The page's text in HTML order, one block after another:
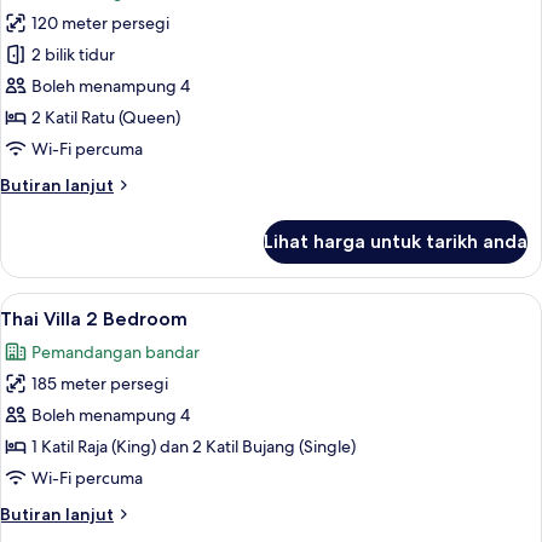
Ambassador
Suite
(2
Bedrooms
With
(Corner
120 meter persegi
2 bilik tidur
Boleh menampung 4
2 Katil Ratu (Queen)
Wi-Fi percuma
Butiran lanjut
Butiran
Suite
(2
Bedrooms
Jacuzzi)
(Corner
Lihat harga untuk tarikh anda
Lihat
semua
foto
untuk
Thai
Villa
2
Peti besi dalam bilik, meja, langsir/
7
Thai Villa 2 Bedroom
Pemandangan bandar
185 meter persegi
Boleh menampung 4
1 Katil Raja (King) dan 2 Katil Bujang (Single)
Wi-Fi percuma
Butiran lanjut
Butiran